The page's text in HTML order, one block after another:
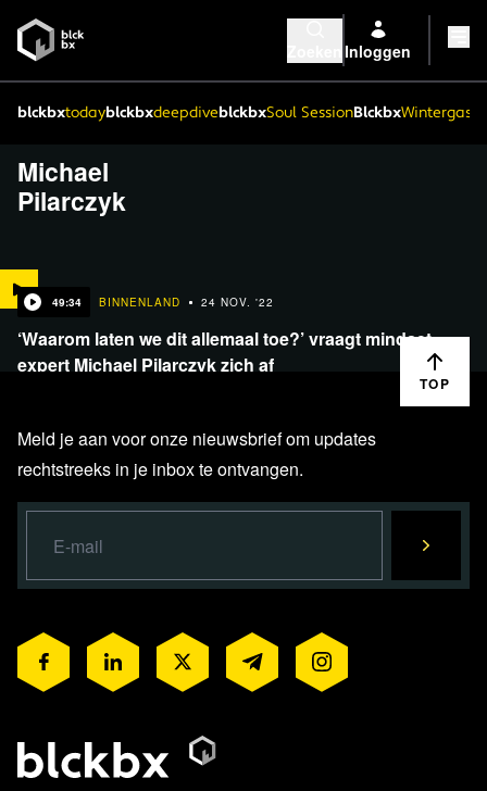
Inloggen
blckbxtodayblckbxdeepdiveblckbxSoul SessionBlckbx
Michael
Pilarczyk
49:34 BINNENLAND 24 NOV. '22
‘Waarom laten we dit allemaal toe?’ vraagt mindset-
expert Michael Pilarczyk zich af
TOP
Meld je aan voor onze nieuwsbrief om updates
rechtstreeks in je inbox te ontvangen.